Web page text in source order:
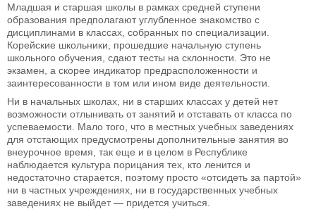
Младшая и старшая школы в рамках средней ступени
образования предполагают углубленное знакомство с
дисциплинами в классах, собранных по специализации.
Корейские школьники, прошедшие начальную ступень
школьного обучения, сдают тесты на склонности. Это не
экзамен, а скорее индикатор предрасположенности и
заинтересованности в том или ином виде деятельности.
Ни в начальных школах, ни в старших классах у детей нет
возможности отлынивать от занятий и отставать от класса по
успеваемости. Мало того, что в местных учебных заведениях
для отстающих предусмотрены дополнительные занятия во
внеурочное время, так еще и в целом в Республике
наблюдается культура порицания тех, кто ленится и
недостаточно старается, поэтому просто «отсидеть за партой»
ни в частных учреждениях, ни в государственных учебных
заведениях не выйдет — придется учиться.